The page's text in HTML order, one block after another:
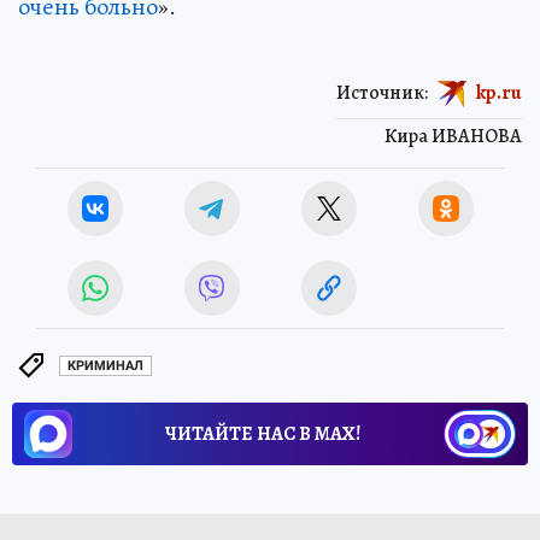
Кира ИВАНОВА
Источник: kp.ru
КРИМИНАЛ
ЧИТАЙТЕ НАС В МАХ!